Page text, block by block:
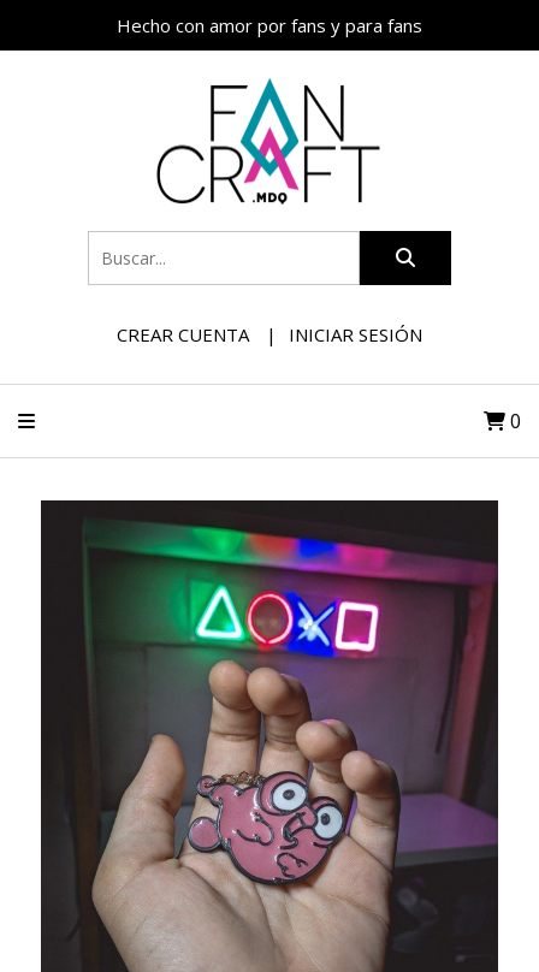
Hecho con amor por fans y para fans
CREAR CUENTA INICIAR SESIÓN
0